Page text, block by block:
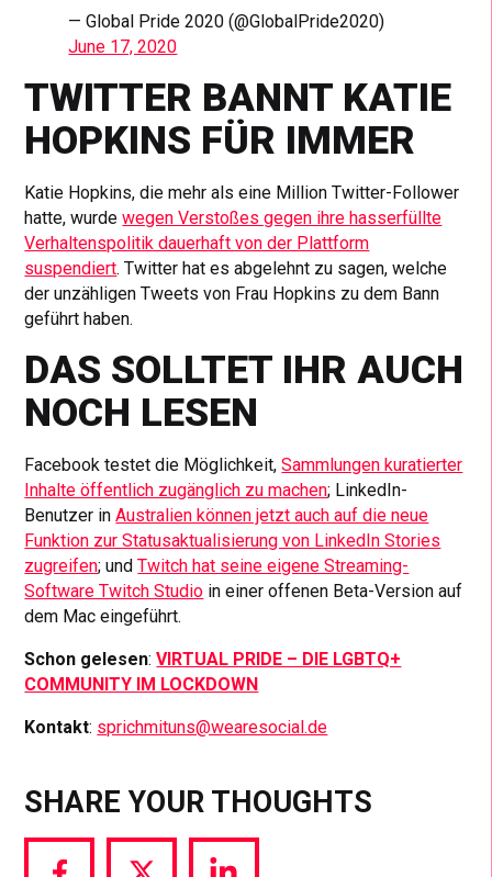
— Global Pride 2020 (@GlobalPride2020)
June 17, 2020
TWITTER BANNT KATIE
HOPKINS FÜR IMMER
Katie Hopkins, die mehr als eine Million Twitter-Follower
hatte, wurdewegen Verstoßes gegen ihre hasserfüllte
Verhaltenspolitik dauerhaft von der Plattform
suspendiert. Twitter hat es abgelehnt zu sagen, welche
der unzähligen Tweets von Frau Hopkins zu dem Bann
geführt haben.
DAS SOLLTET IHR AUCH
NOCH LESEN
Facebook testet die Möglichkeit,Sammlungen kuratierter
Inhalte öffentlich zugänglich zu machen; LinkedIn-
Benutzer inAustralien können jetzt auch auf die neue
Funktion zur Statusaktualisierung von LinkedIn Stories
zugreifen; undTwitch hat seine eigene Streaming-
Software Twitch Studio in einer offenen Beta-Version auf
dem Mac eingeführt.
Schon gelesen:VIRTUAL PRIDE – DIE LGBTQ+
COMMUNITY IM LOCKDOWN
Kontakt: sprichmituns@wearesocial.de
SHARE YOUR THOUGHTS